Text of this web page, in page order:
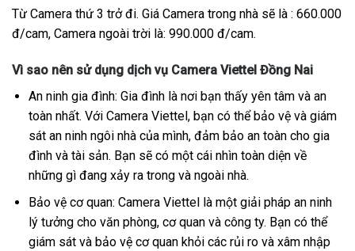
Từ Camera thứ 3 trở đi. Giá Camera trong nhà sẽ là : 660.000
đ/cam, Camera ngoài trời là: 990.000 đ/cam.
Vì sao nên sử dụng dịch vụ Camera Viettel Đồng Nai
An ninh gia đình: Gia đình là nơi bạn thấy yên tâm và an
toàn nhất. Với Camera Viettel, bạn có thể bảo vệ và giám
sát an ninh ngôi nhà của mình, đảm bảo an toàn cho gia
đình và tài sản. Bạn sẽ có một cái nhìn toàn diện về
những gì đang xảy ra trong và ngoài nhà.
Bảo vệ cơ quan: Camera Viettel là một giải pháp an ninh
lý tưởng cho văn phòng, cơ quan và công ty. Bạn có thể
giám sát và bảo vệ cơ quan khỏi các rủi ro và xâm nhập